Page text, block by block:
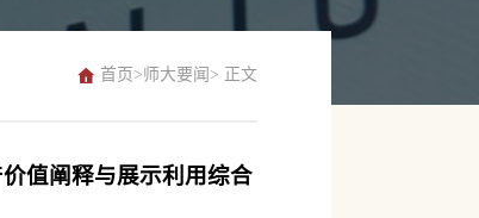
首页 >师大要闻 > 正文
值阐释与展示利用综合